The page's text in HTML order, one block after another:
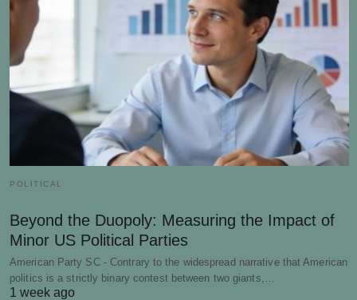
POLITICAL
Beyond the Duopoly: Measuring the Impact of
Minor US Political Parties
American Party SC - Contrary to the widespread narrative that American
politics is a strictly binary contest between two giants,…
1 week ago